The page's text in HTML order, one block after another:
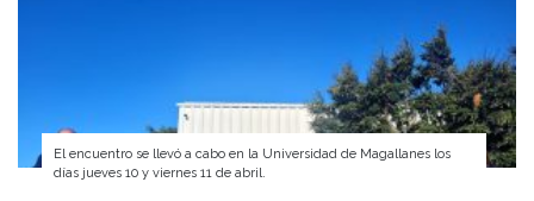
El encuentro se llevó a cabo en la Universidad de Magallanes los
días jueves 10 y viernes 11 de abril.